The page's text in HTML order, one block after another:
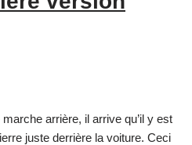
arrière, il arrive qu’il y est
juste derrière la voiture. Ceci